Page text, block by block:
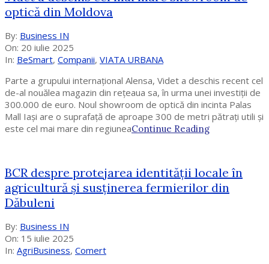
optică din Moldova
2025-
07-
20
By: Business IN
On: 20 iulie 2025
In: BeSmart, Companii, VIATA URBANA
Parte a grupului internațional Alensa, Videt a deschis recent cel
de-al nouălea magazin din rețeaua sa, în urma unei investiții de
300.000 de euro. Noul showroom de optică din incinta Palas
Mall Iași are o suprafață de aproape 300 de metri pătrați utili și
este cel mai mare din regiuneaContinue Reading
BCR despre protejarea identității locale în
agricultură și susținerea fermierilor din
Dăbuleni
2025-
07-
15
By: Business IN
On: 15 iulie 2025
In: AgriBusiness, Comert